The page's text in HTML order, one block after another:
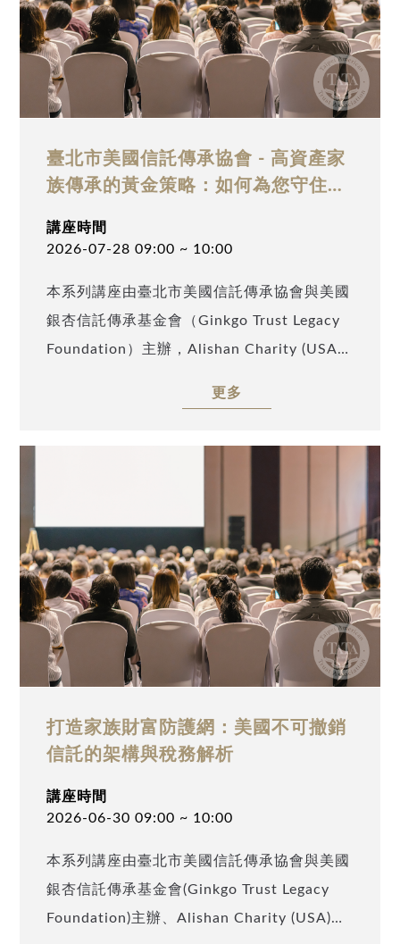
資集團特別舉辦本次「高資產家族傳承的黃金
策略」講座，同時也是台商《跨境傳承與節稅
致富》新書發表會，由呂旭明會計師與專業律
師會計師團隊第一手解析。講座將帶您： • 就
信託之整合方向 • 理解家族信託於跨境資產持
有、家族治理及世代傳承中的應用方式 • 辨識
分、資產持有方式、控制權安排、受益分配所
公司、台灣信託架構規劃為台灣家族企業股權
傳承之工具 • 跨境家族信託架構與高資產家族
財富傳承策略 • BVI控股架構於資產管理、隱
富治理：底層信託、資產管理平台與專業顧問
資產之高資產家族 • 已設立或正考慮設立台灣
信託、境外信託、美國信託之家族 • 正在思考
二代接班、股權集中、家族治理或企業控制權
安排之家族企業主 • 家族成員具有美國公民、
綠卡、美國稅務居民身分，或子女長期在美國
就學、工作及生活者 此講座將讓您掌握： •
議與國籍身分風險 • 如何運用股權調整、閉鎖
性公司、家族信託建立傳承架構 • 如何準備資
掌握合規策略與跨境傳承秘訣！ 一、活動資
訊 時間：13:00 報到，13:30 開始 • 8/18 臺
北（政大公企中心A937CB） 地址：106臺北
臺北市美國信託傳承協會 - 高資產家
族傳承的黃金策略：如何為您守住財
講座時間
2026-07-28 09:00 ~ 10:00
本系列講座由臺北市美國信託傳承協會與美國
銀杏信託傳承基金會（Ginkgo Trust Legacy
Foundation）主辦，Alishan Charity (USA)
資會計師集團助理副總裁、美國律師許登淵，
資產配置及稅務合規等關鍵議題，協助企業主
提前布局傳承架構，建立兼顧財富、控制權與
家族永續的完整策略。
更多
打造家族財富防護網：美國不可撤銷
信託的架構與稅務解析
講座時間
2026-06-30 09:00 ~ 10:00
本系列講座由臺北市美國信託傳承協會與美國
銀杏信託傳承基金會(Ginkgo Trust Legacy
Foundation)主辦、Alishan Charity (USA)及